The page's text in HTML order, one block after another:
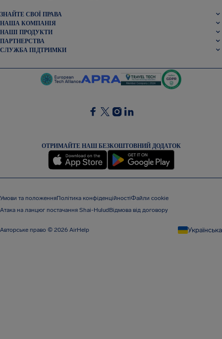
ЗНАЙТЕ СВОЇ ПРАВА
НАША КОМПАНІЯ
НАШІ ПРОДУКТИ
ПАРТНЕРСТВА
СЛУЖБА ПІДТРИМКИ
ОТРИМАЙТЕ НАШ БЕЗКОШТОВНИЙ ДОДАТОК
Умови та положенняПолітика конфіденційностіФайли cookie
Атака на ланцюг постачання Shai-HuludВідмова від договору
Авторське право © 2026 AirHelp Українська